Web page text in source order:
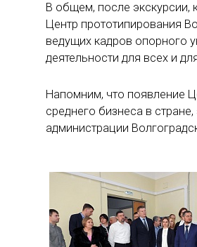
В общем, после экскурсии,
Центр прототипирования
ведущих кадров опорного
деятельности для всех и
Напомним, что появление
среднего бизнеса в
администрации